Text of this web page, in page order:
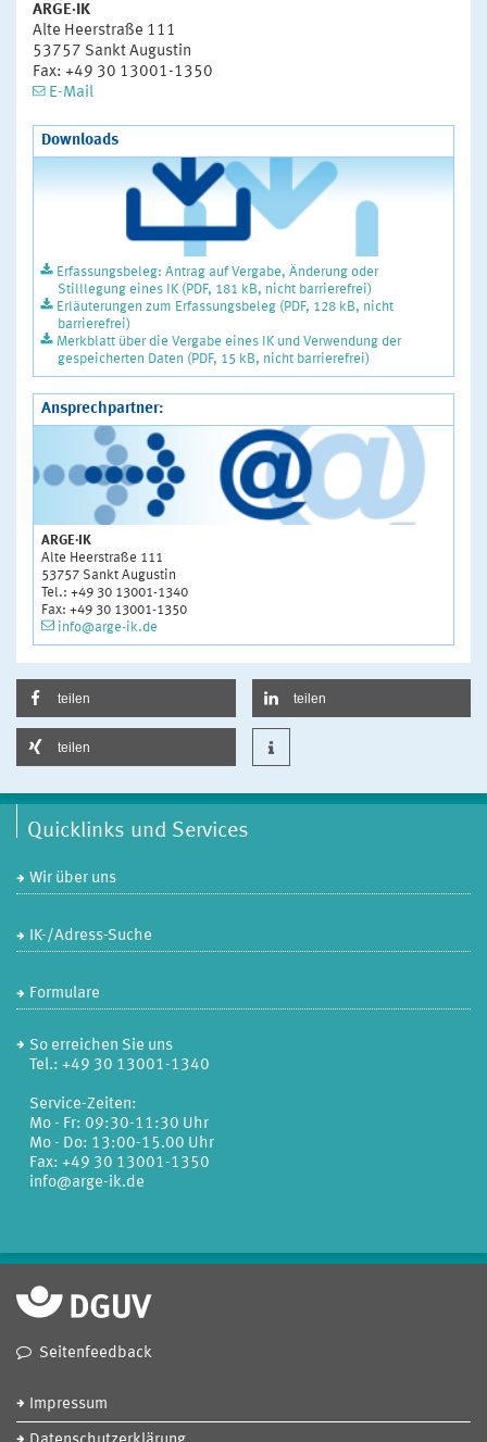
ARGE·IK
Alte Heerstraße 111
53757 Sankt Augustin
Fax: +49 30 13001-1350
E-Mail
Downloads
Erfassungsbeleg: Antrag auf Vergabe, Änderung oder
Stilllegung eines IK (PDF, 181 kB, nicht barrierefrei)
Erläuterungen zum Erfassungsbeleg (PDF, 128 kB, nicht
barrierefrei)
Merkblatt über die Vergabe eines IK und Verwendung der
gespeicherten Daten (PDF, 15 kB, nicht barrierefrei)
Ansprechpartner:
ARGE·IK
Alte Heerstraße 111
53757 Sankt Augustin
Tel.: +49 30 13001-1340
Fax: +49 30 13001-1350
info@arge-ik.de
teilen teilen
teilen
Quicklinks und Services
Wir über uns
IK-/Adress-Suche
Formulare
So erreichen Sie uns
Tel.: +49 30 13001-1340
Service-Zeiten:
Mo - Fr: 09:30-11:30 Uhr
Mo - Do: 13:00-15.00 Uhr
Fax: +49 30 13001-1350
info@arge-ik.de
Seitenfeedback
Impressum